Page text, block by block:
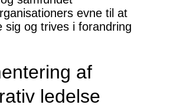
evne til at
sig og trives i forandring
af
ledelse